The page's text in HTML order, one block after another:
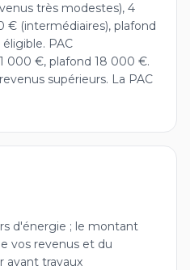
très modestes), 4
(intermédiaires), plafond
PAC
000 €, plafond 18 000 €.
supérieurs. La PAC
d'énergie ; le montant
vos revenus et du
travaux